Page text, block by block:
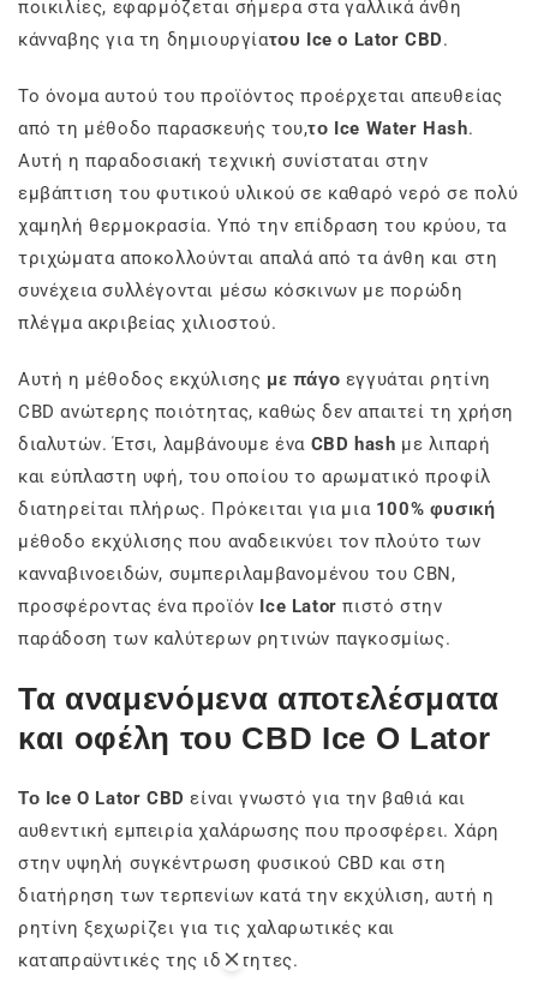
ποικιλίες, εφαρμόζεται σήμερα στα γαλλικά άνθη
κάνναβης για τη δημιουργίατου Ice o Lator CBD.
Το όνομα αυτού του προϊόντος προέρχεται απευθείας
από τη μέθοδο παρασκευής του,το Ice Water Hash.
Αυτή η παραδοσιακή τεχνική συνίσταται στην
εμβάπτιση του φυτικού υλικού σε καθαρό νερό σε πολύ
χαμηλή θερμοκρασία. Υπό την επίδραση του κρύου, τα
τριχώματα αποκολλούνται απαλά από τα άνθη και στη
συνέχεια συλλέγονται μέσω κόσκινων με πορώδη
πλέγμα ακριβείας χιλιοστού.
Αυτή η μέθοδος εκχύλισης με πάγο εγγυάται ρητίνη
CBD ανώτερης ποιότητας, καθώς δεν απαιτεί τη χρήση
διαλυτών. Έτσι, λαμβάνουμε ένα CBD hash με λιπαρή
και εύπλαστη υφή, του οποίου το αρωματικό προφίλ
διατηρείται πλήρως. Πρόκειται για μια 100% φυσική
μέθοδο εκχύλισης που αναδεικνύει τον πλούτο των
κανναβινοειδών, συμπεριλαμβανομένου του CBN,
προσφέροντας ένα προϊόν Ice Lator πιστό στην
παράδοση των καλύτερων ρητινών παγκοσμίως.
Τα αναμενόμενα αποτελέσματα
και οφέλη του CBD Ice O Lator
Το Ice O Lator CBD είναι γνωστό για την βαθιά και
αυθεντική εμπειρία χαλάρωσης που προσφέρει. Χάρη
στην υψηλή συγκέντρωση φυσικού CBD και στη
διατήρηση των τερπενίων κατά την εκχύλιση, αυτή η
ρητίνη ξεχωρίζει για τις χαλαρωτικές και
καταπραϋντικές της ιδιότητες.